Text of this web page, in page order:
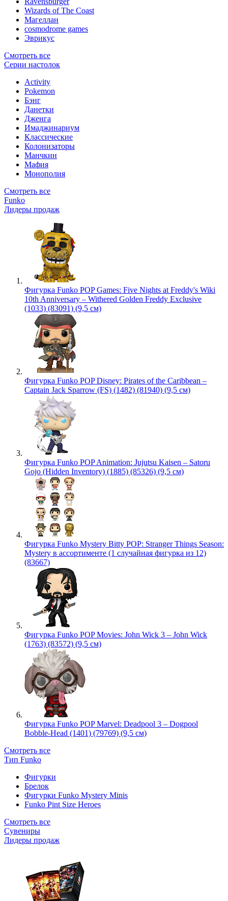
Wizards of The Coast
Магеллан
сosmodrome games
Эврикус
Смотреть все
Серии настолок
Activity
Pokemon
Бэнг
Данетки
Дженга
Имаджинариум
Классические
Колонизаторы
Манчкин
Мафия
Монополия
Смотреть все
Funko
Лидеры продаж
Фигурка Funko POP Games: Five Nights at Freddy's Wiki
10th Anniversary – Withered Golden Freddy Exclusive
(1033) (83091) (9,5 см)
Фигурка Funko POP Disney: Pirates of the Caribbean –
Captain Jack Sparrow (FS) (1482) (81940) (9,5 см)
Фигурка Funko POP Animation: Jujutsu Kaisen – Satoru
Gojo (Hidden Inventory) (1885) (85326) (9,5 см)
Фигурка Funko Mystery Bitty POP: Stranger Things Season:
Mystery в ассортименте (1 случайная фигурка из 12)
(83667)
Фигурка Funko POP Movies: John Wick 3 – John Wick
(1763) (83572) (9,5 см)
Фигурка Funko POP Marvel: Deadpool 3 – Dogpool
Bobble-Head (1401) (79769) (9,5 см)
Смотреть все
Тип Funko
Фигурки
Брелок
Фигурки Funko Mystery Minis
Funko Pint Size Heroes
Смотреть все
Сувениры
Лидеры продаж